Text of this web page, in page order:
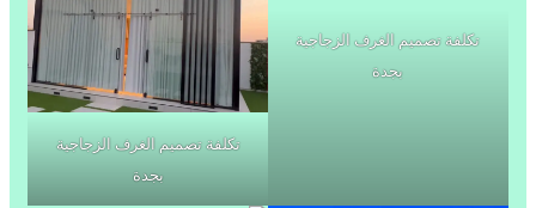
تكلفة تصميم الغرف الزجاجية
بجدة
تكلفة تصميم الغرف الزجاجية
بجدة